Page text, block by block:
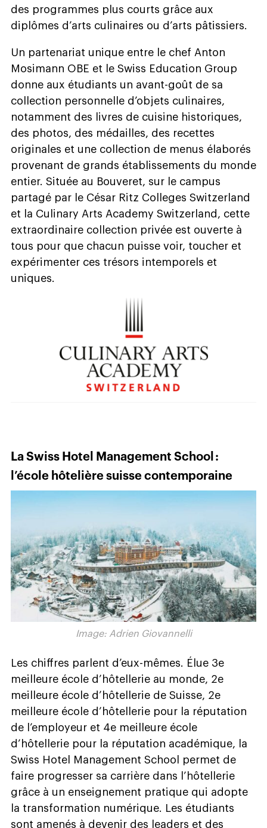
des programmes plus courts grâce aux
diplômes d’arts culinaires ou d’arts pâtissiers.
Un partenariat unique entre le chef Anton
Mosimann OBE et le Swiss Education Group
donne aux étudiants un avant-goût de sa
collection personnelle d’objets culinaires,
notamment des livres de cuisine historiques,
des photos, des médailles, des recettes
originales et une collection de menus élaborés
provenant de grands établissements du monde
entier. Située au Bouveret, sur le campus
partagé par le César Ritz Colleges Switzerland
et la Culinary Arts Academy Switzerland, cette
extraordinaire collection privée est ouverte à
tous pour que chacun puisse voir, toucher et
expérimenter ces trésors intemporels et
uniques.
La Swiss Hotel Management School :
l’école hôtelière suisse contemporaine
Image: Adrien Giovannelli
Les chiffres parlent d’eux-mêmes. Élue 3e
meilleure école d’hôtellerie au monde, 2e
meilleure école d’hôtellerie de Suisse, 2e
meilleure école d’hôtellerie pour la réputation
de l’employeur et 4e meilleure école
d’hôtellerie pour la réputation académique, la
Swiss Hotel Management School permet de
faire progresser sa carrière dans l’hôtellerie
grâce à un enseignement pratique qui adopte
la transformation numérique. Les étudiants
sont amenés à devenir des leaders et des